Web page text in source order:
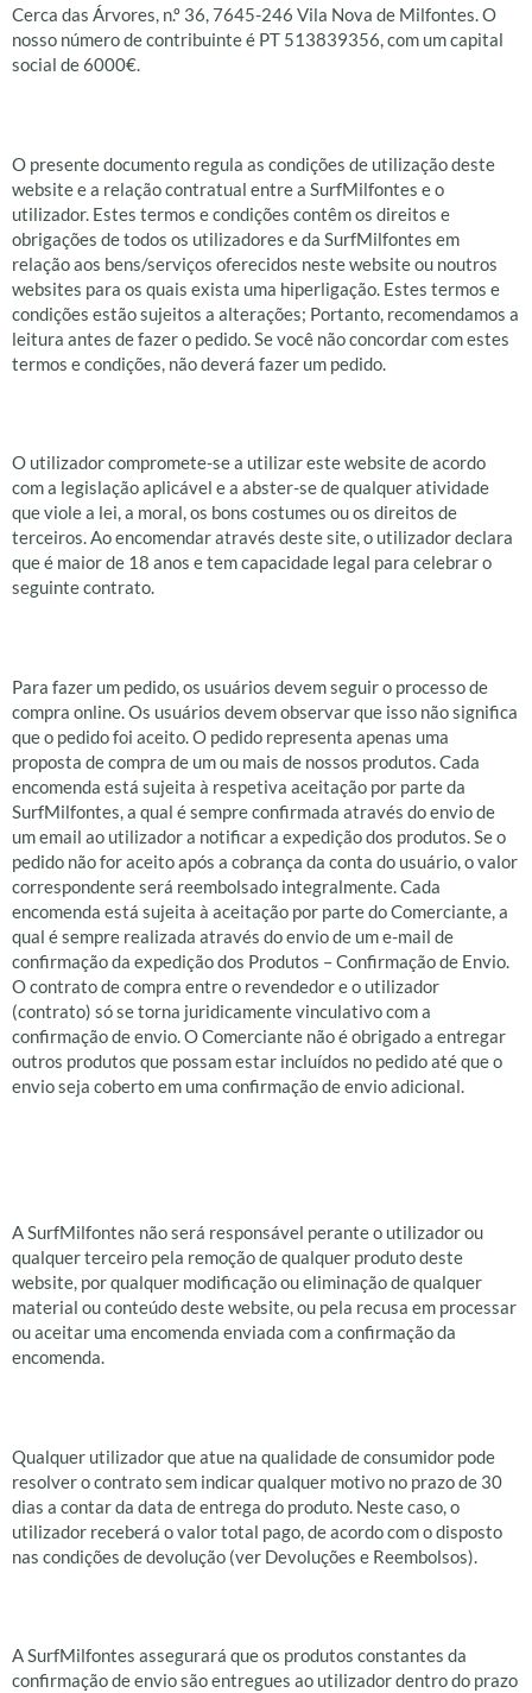
Cerca das Árvores, n.º 36, 7645-246 Vila Nova de Milfontes. O
nosso número de contribuinte é PT 513839356, com um capital
social de 6000€.
O presente documento regula as condições de utilização deste
website e a relação contratual entre a SurfMilfontes e o
utilizador. Estes termos e condições contêm os direitos e
obrigações de todos os utilizadores e da SurfMilfontes em
relação aos bens/serviços oferecidos neste website ou noutros
websites para os quais exista uma hiperligação. Estes termos e
condições estão sujeitos a alterações; Portanto, recomendamos a
leitura antes de fazer o pedido. Se você não concordar com estes
termos e condições, não deverá fazer um pedido.
O utilizador compromete-se a utilizar este website de acordo
com a legislação aplicável e a abster-se de qualquer atividade
que viole a lei, a moral, os bons costumes ou os direitos de
terceiros. Ao encomendar através deste site, o utilizador declara
que é maior de 18 anos e tem capacidade legal para celebrar o
seguinte contrato.
Para fazer um pedido, os usuários devem seguir o processo de
compra online. Os usuários devem observar que isso não significa
que o pedido foi aceito. O pedido representa apenas uma
proposta de compra de um ou mais de nossos produtos. Cada
encomenda está sujeita à respetiva aceitação por parte da
SurfMilfontes, a qual é sempre confirmada através do envio de
um email ao utilizador a notificar a expedição dos produtos. Se o
pedido não for aceito após a cobrança da conta do usuário, o valor
correspondente será reembolsado integralmente. Cada
encomenda está sujeita à aceitação por parte do Comerciante, a
qual é sempre realizada através do envio de um e-mail de
confirmação da expedição dos Produtos – Confirmação de Envio.
O contrato de compra entre o revendedor e o utilizador
(contrato) só se torna juridicamente vinculativo com a
confirmação de envio. O Comerciante não é obrigado a entregar
outros produtos que possam estar incluídos no pedido até que o
envio seja coberto em uma confirmação de envio adicional.
A SurfMilfontes não será responsável perante o utilizador ou
qualquer terceiro pela remoção de qualquer produto deste
website, por qualquer modificação ou eliminação de qualquer
material ou conteúdo deste website, ou pela recusa em processar
ou aceitar uma encomenda enviada com a confirmação da
encomenda.
Qualquer utilizador que atue na qualidade de consumidor pode
resolver o contrato sem indicar qualquer motivo no prazo de 30
dias a contar da data de entrega do produto. Neste caso, o
utilizador receberá o valor total pago, de acordo com o disposto
nas condições de devolução (ver Devoluções e Reembolsos).
A SurfMilfontes assegurará que os produtos constantes da
confirmação de envio são entregues ao utilizador dentro do prazo